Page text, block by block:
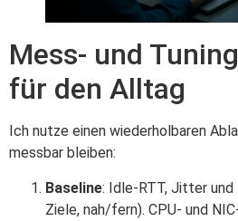
Mess- und
für den Alltag
Ich nutze einen wiederholbaren
messbar bleiben:
Baseline: Idle-RTT, Jitter und
Ziele, nah/fern). CPU- und